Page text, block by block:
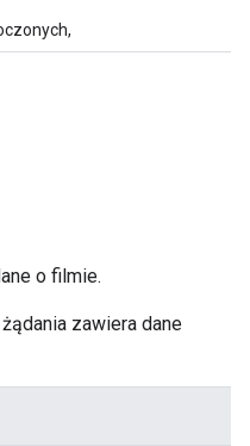
o filmie.
zawiera dane